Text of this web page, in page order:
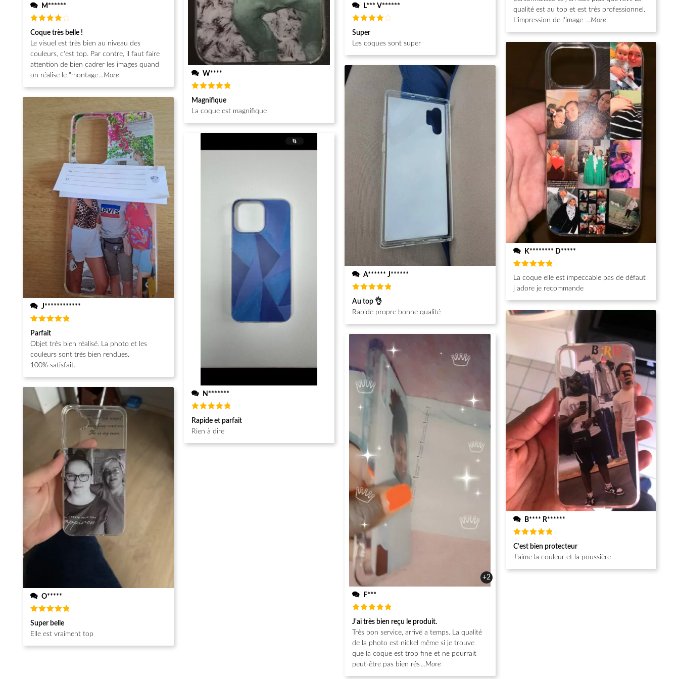
M******
Note
sur 5
Coque très belle !
Le visuel est très bien au niveau des
couleurs, c'est top. Par contre, il faut faire
attention de bien cadrer les images quand
on réalise le "montage...More
J************
Note5
sur 5
Parfait
Objet très bien réalisé. La photo et les
couleurs sont très bien rendues.
100% satisfait.
O*****
Note
5
sur 5
Super belle
Elle est vraiment top
W****
Note5
sur 5
Magnifique
La coque est magnifique
N*******
Note
sur 5
Rapide et parfait
Rien à dire
L*** V******
Note
sur 5
Super
Les coques sont super
A****** J******
Note
sur 5
Au top 👌
Rapide propre bonne qualité
+2
F***
Note5
sur 5
J'ai très bien reçu le produit.
Très bon service, arrivé a temps. La qualité
de la photo est nickel même si je trouve
que la coque est trop fine et ne pourrait
peut-être pas bien rés...More
qualité est au top et est très professionnel.
L'impression de l'image ...More
K******** D*****
Note
sur 5
La coque elle est impeccable pas de défaut
j adore je recommande
B**** R******
Note5
sur 5
C’est bien protecteur
J’aime la couleur et la poussière